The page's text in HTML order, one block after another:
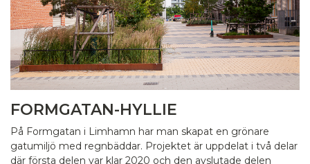
FORMGATAN-HYLLIE
På Formgatan i Limhamn har man skapat en grönare
gatumiljö med regnbäddar. Projektet är uppdelat i två delar
där första delen var klar 2020 och den avslutade delen